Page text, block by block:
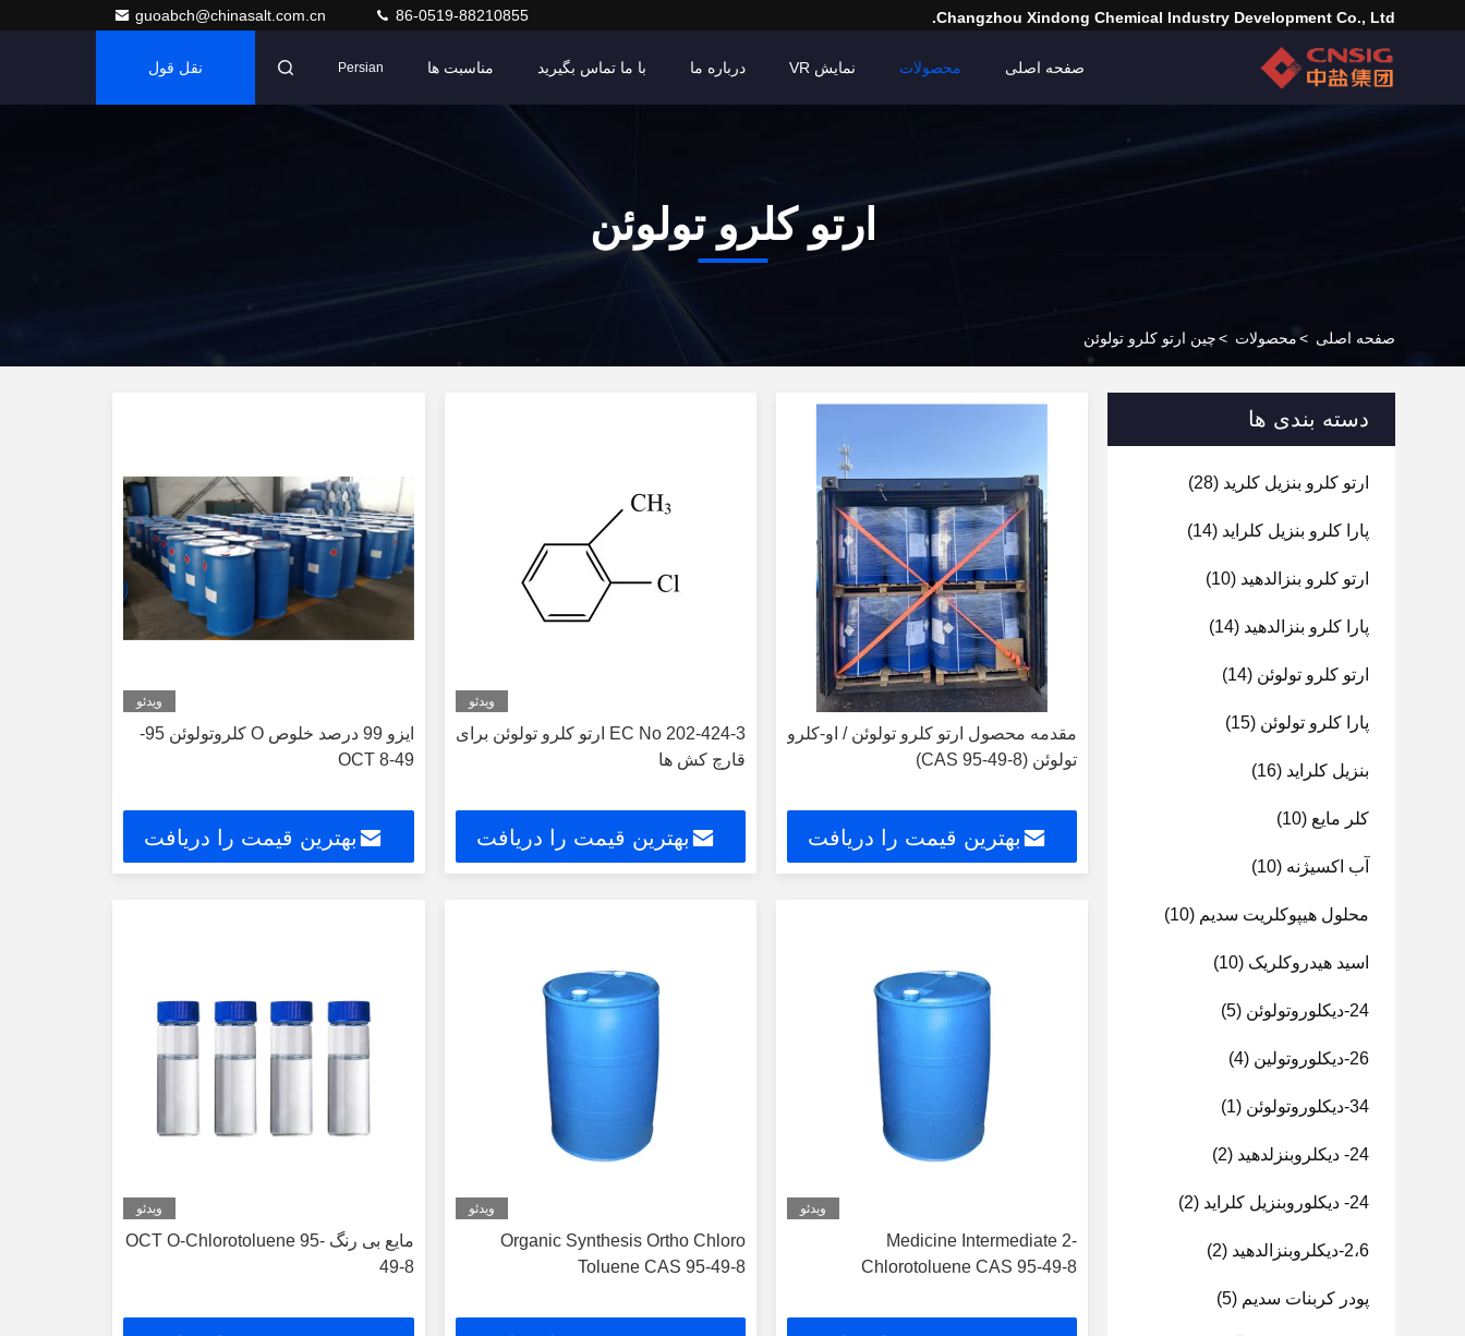
Changzhou Xindong Chemical Industry Development Co., Ltd.
guoabch@chinasalt.com.cn 86-0519-88210855
صفحه اصلی محصولات نمایش VR درباره ما با ما تماس بگیرید مناسبت ها Persian نقل قول
ارتو کلرو تولوئن
صفحه اصلی >محصولات >چین ارتو کلرو تولوئن
دسته بندی ها
ارتو کلرو بنزیل کلرید (28)
پارا کلرو بنزیل کلراید (14)
ارتو کلرو بنزالدهید (10)
پارا کلرو بنزالدهید (14)
ارتو کلرو تولوئن (14)
پارا کلرو تولوئن (15)
بنزیل کلراید (16)
کلر مایع (10)
آب اکسیژنه (10)
محلول هیپوکلریت سدیم (10)
اسید هیدروکلریک (10)
24-دیکلوروتولوئن (5)
26-دیکلوروتولین (4)
34-دیکلوروتولوئن (1)
24- دیکلروبنزلدهید (2)
24- دیکلوروبنزیل کلراید (2)
2،6-دیکلروبنزالدهید (2)
پودر کربنات سدیم (5)
مقدمه محصول ارتو کلرو تولوئن / او-کلرو
تولوئن (CAS 95-49-8)
بهترین قیمت را دریافت
ویدئو
EC No 202-424-3 ارتو کلرو تولوئن برای
قارچ کش ها
بهترین قیمت را دریافت
ویدئو
ایزو 99 درصد خلوص O کلروتولوئن 95-
49-8 OCT
بهترین قیمت را دریافت
ویدئو
Medicine Intermediate 2-
Chlorotoluene CAS 95-49-8
ویدئو
Organic Synthesis Ortho Chloro
Toluene CAS 95-49-8
ویدئو
مایع بی رنگ OCT O-Chlorotoluene 95-
49-8